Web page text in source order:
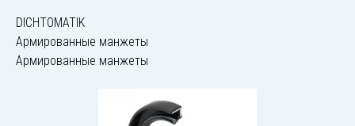
DICHTOMATIK
Армированные манжеты
Армированные манжеты